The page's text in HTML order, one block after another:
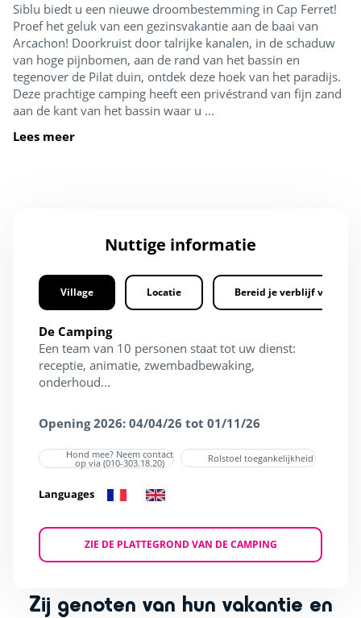
Siblu biedt u een nieuwe droombestemming in Cap Ferret!
Proef het geluk van een gezinsvakantie aan de baai van
Arcachon! Doorkruist door talrijke kanalen, in de schaduw
van hoge pijnbomen, aan de rand van het bassin en
tegenover de Pilat duin, ontdek deze hoek van het paradijs.
Deze prachtige camping heeft een privéstrand van fijn zand
aan de kant van het bassin waar u ...
Lees meer
Nuttige informatie
Village Locatie Bereid je verblijf voor
De Camping
Een team van 10 personen staat tot uw dienst:
receptie, animatie, zwembadbewaking,
onderhoud...
Opening 2026: 04/04/26 tot 01/11/26
Hond mee? Neem contact
op via (010-303.18.20) Rolstoel toegankelijkheid
Languages
ZIE DE PLATTEGROND VAN DE CAMPING
Zij genoten van hun vakantie en